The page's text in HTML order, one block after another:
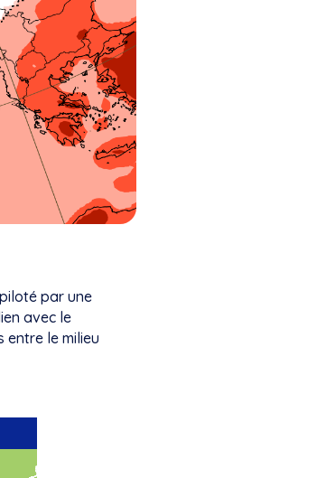
par une
avec le
entre le milieu